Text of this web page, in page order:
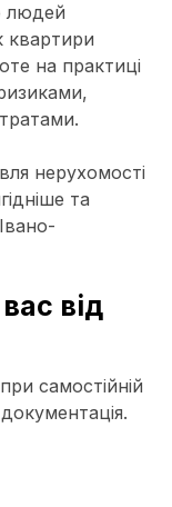
людей
квартири
на практиці
нерухомості
та
від
самостійній